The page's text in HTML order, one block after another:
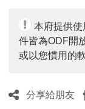
本府提供
件皆為ODF開
或以您慣用的
分享給朋友